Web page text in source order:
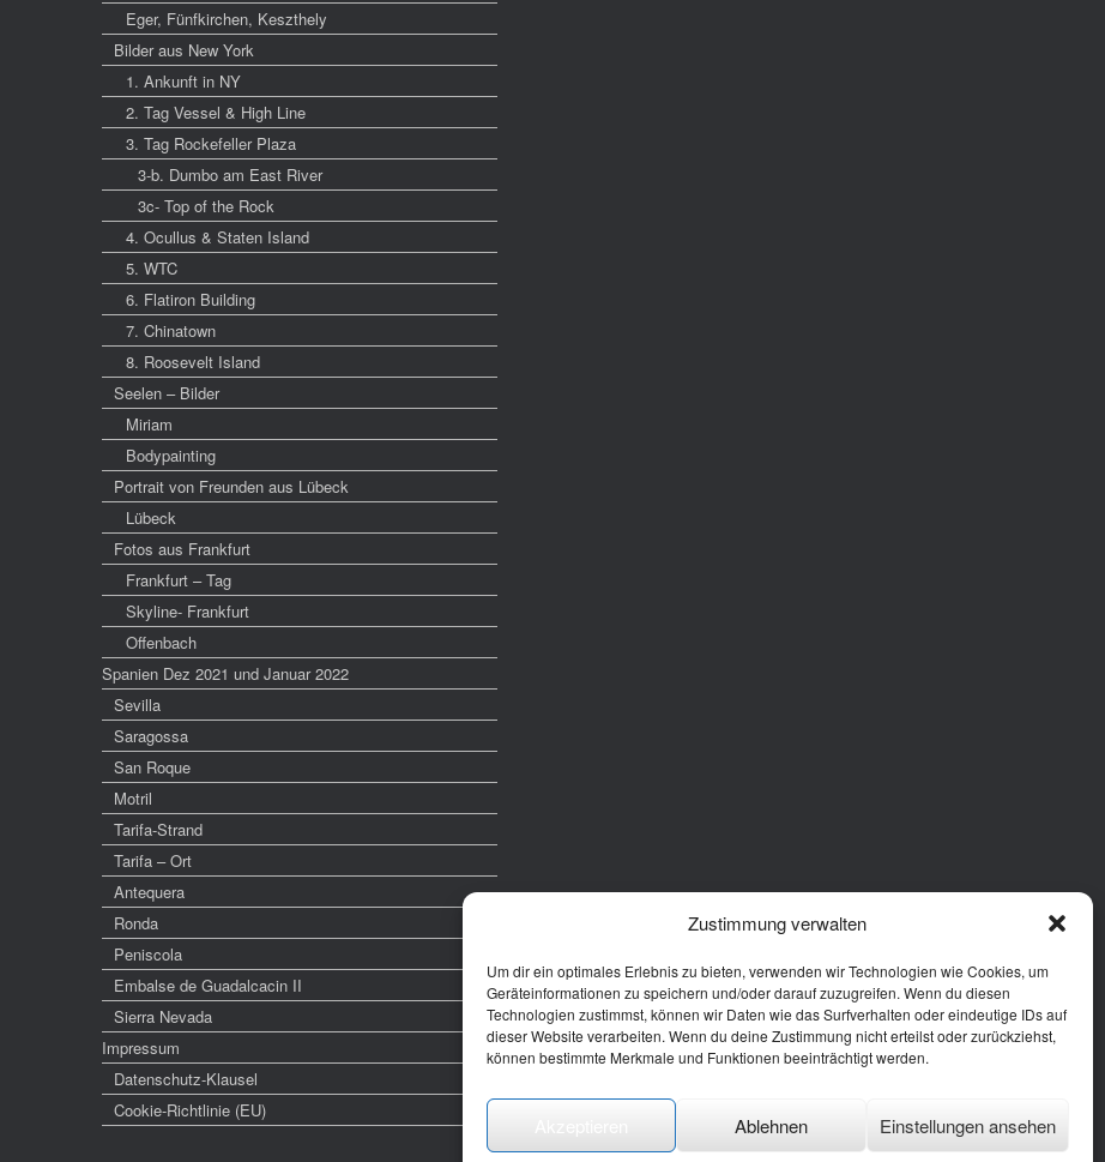
Zustimmung verwalten
Um dir ein optimales Erlebnis zu bieten, verwenden wir Technologien wie Cookies, um
Geräteinformationen zu speichern und/oder darauf zuzugreifen. Wenn du diesen
Technologien zustimmst, können wir Daten wie das Surfverhalten oder eindeutige IDs auf
dieser Website verarbeiten. Wenn du deine Zustimmung nicht erteilst oder zurückziehst,
können bestimmte Merkmale und Funktionen beeinträchtigt werden.
Ablehnen Einstellungen ansehen
Eger, Fünfkirchen, Keszthely
Bilder aus New York
1. Ankunft in NY
2. Tag Vessel & High Line
3. Tag Rockefeller Plaza
3-b. Dumbo am East River
3c- Top of the Rock
4. Ocullus & Staten Island
5. WTC
6. Flatiron Building
7. Chinatown
8. Roosevelt Island
Seelen – Bilder
Miriam
Bodypainting
Portrait von Freunden aus Lübeck
Lübeck
Fotos aus Frankfurt
Frankfurt – Tag
Skyline- Frankfurt
Offenbach
Spanien Dez 2021 und Januar 2022
Sevilla
Saragossa
San Roque
Motril
Tarifa-Strand
Tarifa – Ort
Antequera
Ronda
Peniscola
Embalse de Guadalcacin II
Sierra Nevada
Impressum
Datenschutz-Klausel
Cookie-Richtlinie (EU)